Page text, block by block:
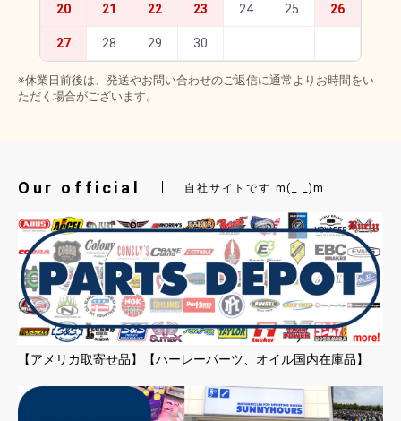
20 21 22 23 24 25 26
27 28 29 30
※休業日前後は、発送やお問い合わせのご返信に通常よりお時間をい
ただく場合がございます。
Our official 自社サイトです m(_ _)m
【アメリカ取寄せ品】【ハーレーパーツ、オイル国内在庫品】